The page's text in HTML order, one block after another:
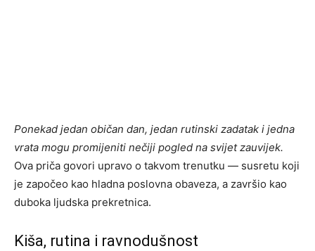
Ponekad jedan običan dan, jedan rutinski zadatak i jedna
vrata mogu promijeniti nečiji pogled na svijet zauvijek.
Ova priča govori upravo o takvom trenutku — susretu koji
je započeo kao hladna poslovna obaveza, a završio kao
duboka ljudska prekretnica.
Kiša, rutina i ravnodušnost